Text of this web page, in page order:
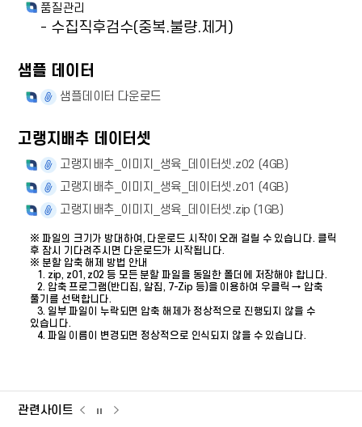
품질관리
- 수집직후검수(중복.불량.제거)
샘플 데이터
샘플데이터 다운로드
고랭지배추 데이터셋
고랭지배추_이미지_생육_데이터셋.z02 (4GB)
고랭지배추_이미지_생육_데이터셋.z01 (4GB)
고랭지배추_이미지_생육_데이터셋.zip (1GB)
※ 파일의 크기가 방대하여, 다운로드 시작이 오래 걸릴 수 있습니다. 클릭
후 잠시 기다려주시면 다운로드가 시작됩니다.
※ 분할 압축 해제 방법 안내
1. zip, z01, z02 등 모든 분할 파일을 동일한 폴더에 저장해야 합니다.
2. 압축 프로그램(반디집, 알집, 7-Zip 등)을 이용하여 우클릭 → 압축
풀기를 선택합니다.
3. 일부 파일이 누락되면 압축 해제가 정상적으로 진행되지 않을 수
있습니다.
4. 파일 이름이 변경되면 정상적으로 인식되지 않을 수 있습니다.
관련사이트
관련사이트관련사이트
관련사이트